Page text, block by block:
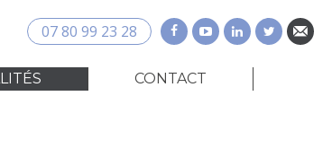
07 80 99 23 28
CONTACT